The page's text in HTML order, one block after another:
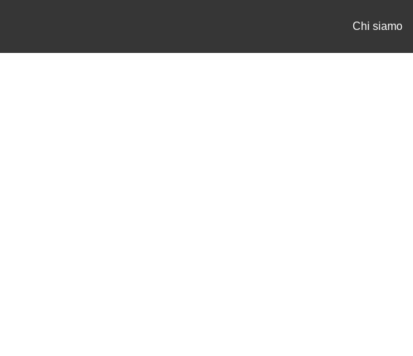
Chi siamo